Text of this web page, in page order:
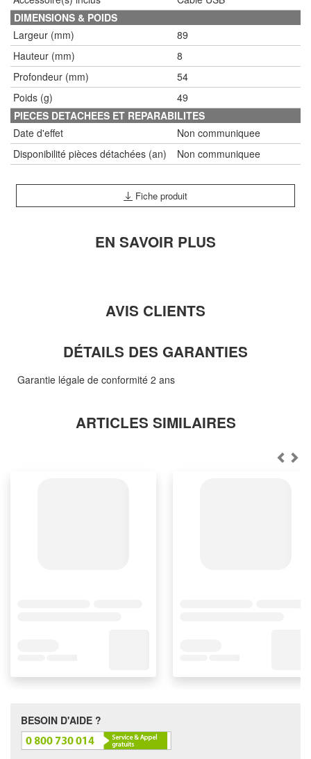
DIMENSIONS & POIDS
Largeur (mm)
89
Hauteur (mm)
8
Profondeur (mm)
54
Poids (g)
49
PIECES DETACHEES ET REPARABILITES
Date d'effet
Non communiquee
Disponibilité pièces détachées (an)
Non communiquee
Fiche produit
EN SAVOIR PLUS
AVIS CLIENTS
DÉTAILS DES GARANTIES
Garantie légale de conformité 2 ans
ARTICLES SIMILAIRES
BESOIN D'AIDE ?